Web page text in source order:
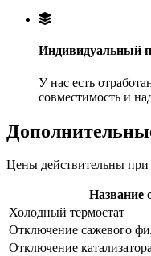
Индивидуальный
У нас есть
совместимость и
Цены действительны при
Название
Холодный термостат
Отключение сажевого
Отключение